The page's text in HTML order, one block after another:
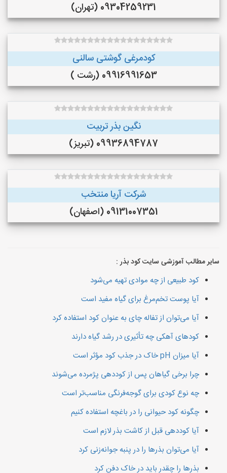
09304259231 (تهران)
کودمرغی گوشتی سالنی
09916991653 (رشت )
نگین بذر تربیت
09936894787 (تبریز)
شرکت آریا منتخب
09131007351 (اصفهان)
سایر مطالب آموزشی سایت کود بذر :
کود طبیعی از چه موادی تهیه می‌شود
آیا پوست تخم‌مرغ برای گیاه مفید است
آیا می‌توان از تفاله چای به عنوان کود استفاده کرد
کودهای آهکی چه تأثیری در رشد گیاه دارند
آیا میزان pH خاک در جذب کود مؤثر است
چرا برخی گیاهان پس از کوددهی پژمرده می‌شوند
چه نوع کودی برای گوجه‌فرنگی مناسب‌تر است
چگونه کود حیوانی را در باغچه استفاده کنیم
آیا کوددهی قبل از کاشت بذر لازم است
آیا می‌توان بذرها را در پنبه جوانه‌زنی کرد
بذرها را چقدر باید در خاک دفن کرد